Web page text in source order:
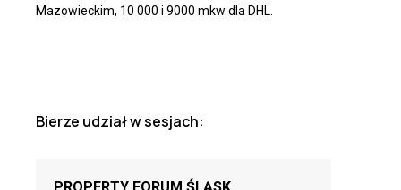
Mazowieckim, 10 000 i 9000 mkw dla DHL.
Bierze udział w sesjach: